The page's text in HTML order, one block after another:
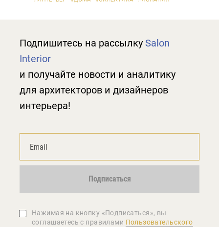
Подпишитесь на рассылку Salon
Interior
и получайте новости и аналитику
для архитекторов и дизайнеров
интерьера!
Подписаться
Нажимая на кнопку «Подписаться», вы
соглашаетеcь с правилами Пользовательского